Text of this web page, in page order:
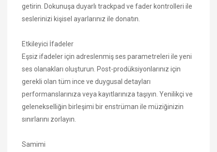
getirin. Dokunuşa duyarlı trackpad ve fader kontrolleri ile
seslerinizi kişisel ayarlarınız ile donatın.
Etkileyici İfadeler
Eşsiz ifadeler için adreslenmiş ses parametreleri ile yeni
ses olanakları oluşturun. Post-prodüksiyonlarınız için
gerekli olan tüm ince ve duygusal detayları
performanslarınıza veya kayıtlarınıza taşıyın. Yenilikçi ve
gelenekselliğin birleşimi bir enstrüman ile müziğinizin
sınırlarını zorlayın.
Samimi